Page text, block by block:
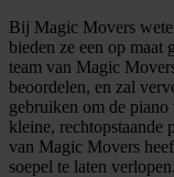
Bij Magic Movers
bieden ze een op maat
team van Magic
beoordelen, en zal
gebruiken om de
kleine, rechtopstaande
van Magic Movers
soepel te laten verlopen.